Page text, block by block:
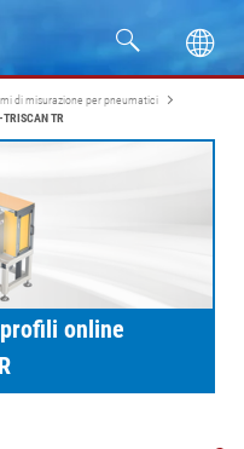
di misurazione per pneumatici
TR
online